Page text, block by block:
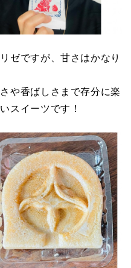
ゼですが、甘さはかなり
や香ばしさまで存分に楽
スイーツです！